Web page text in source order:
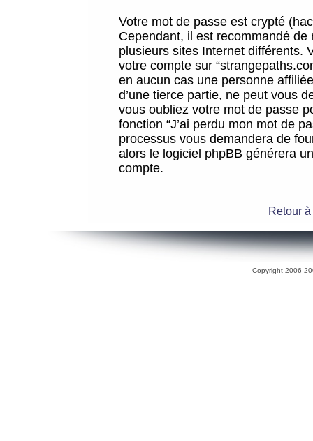
Votre mot de passe est crypté
Cependant, il est recommandé
plusieurs sites Internet différents.
votre compte sur
en aucun cas une personne
d’une tierce partie, ne peut vous
vous oubliez votre mot de passe
fonction “J’ai perdu mon mot de
processus vous demandera de
alors le logiciel phpBB générera
compte.
Retour
Copyright 2006-